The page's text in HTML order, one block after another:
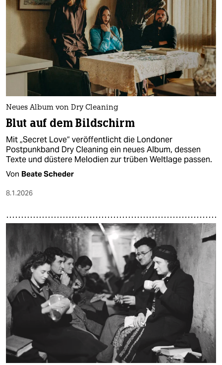
Neues Album von Dry Cleaning
Blut auf dem Bildschirm
Mit „Secret Love“ veröffentlicht die Londoner
Postpunkband Dry Cleaning ein neues Album, dessen
Texte und düstere Melodien zur trüben Weltlage passen.
Von Beate Scheder
8.1.2026